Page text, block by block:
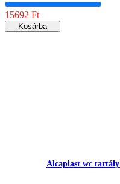
15692 Ft
Kosárba
Alcaplast wc